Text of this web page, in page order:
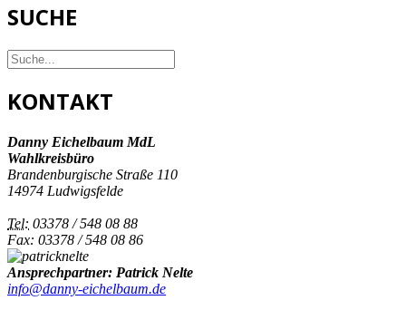
SUCHE
KONTAKT
Danny Eichelbaum MdL
Wahlkreisbüro
Brandenburgische Straße 110
14974 Ludwigsfelde
Tel: 03378 / 548 08 88
Fax: 03378 / 548 08 86
Ansprechpartner: Patrick Nelte
info@danny-eichelbaum.de